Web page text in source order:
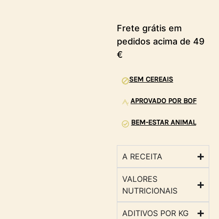
Frete grátis em
pedidos acima de 49
€
SEM CEREAIS
APROVADO POR BOF
BEM-ESTAR ANIMAL
A RECEITA
VALORES
NUTRICIONAIS
ADITIVOS POR KG